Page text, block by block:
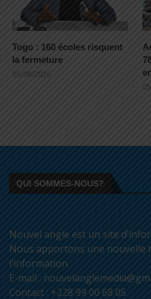
Togo : 160 écoles risquent
la fermeture
05/08/2026
QUI SOMMES-NOUS?
Nouvel angle est un site
Nous apportons une nouvelle
l’information.
E-mail :
Contact : +228 99 00 68 05